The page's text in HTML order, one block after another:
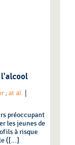
l'alcool
;at al. |
les jeunes de
à risque
([...]